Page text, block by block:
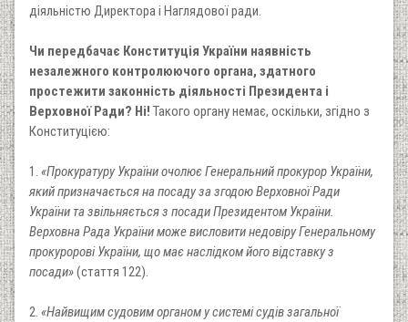
діяльністю Директора і Наглядової ради.
Чи передбачає Конституція України наявність
незалежного контролюючого органа, здатного
простежити законність діяльності Президента і
Верховної Ради? Ні! Такого органу немає, оскільки, згідно з
Конституцією:
1. «Прокуратуру України очолює Генеральний прокурор України,
який призначається на посаду за згодою Верховної Ради
України та звільняється з посади Президентом України.
Верховна Рада України може висловити недовіру Генеральному
прокуророві України, що має наслідком його відставку з
посади»(стаття 122).
2. «Найвищим судовим органом у системі судів загальної